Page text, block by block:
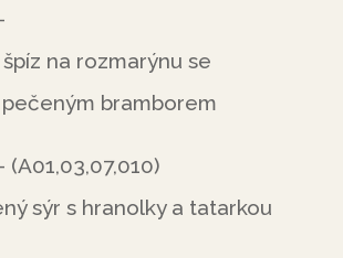
na rozmarýnu se
bramborem
sýr s hranolky a tatarkou